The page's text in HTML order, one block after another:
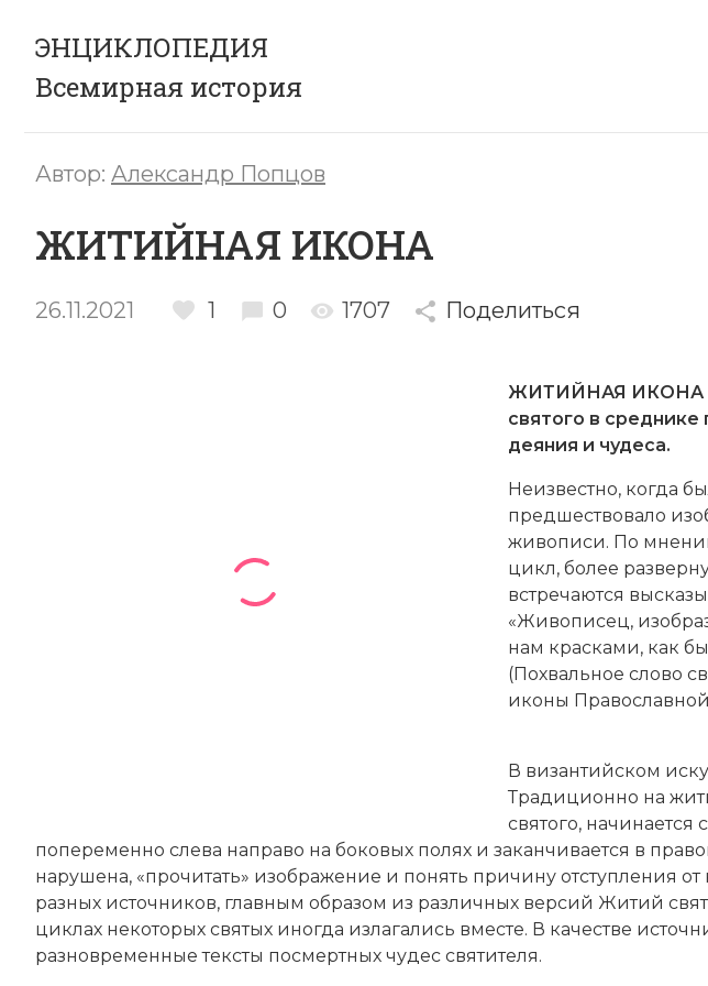
ЭНЦИКЛОПЕДИЯ
Всемирная история
Автор: Александр Попцов
ЖИТИЙНАЯ ИКОНА
26.11.2021 1 0 1707 Поделиться
ЖИТИЙНАЯ ИКОНА -
святого в
деяния и чудеса.
Неизвестно, когда
предшествовало
живописи. По
цикл, более
встречаются
«Живописец ,
нам красками, как
(Похвальное слово
иконы
В византийском
Традиционно на
святого,
попеременно слева направо на боковых полях и заканчивается в
нарушена, «прочитать» изображение и понять причину отступления
разных источников, главным образом из различных версий Житий
циклах некоторых святых иногда излагались вместе. В качестве
разновременные тексты посмертных чудес святителя.